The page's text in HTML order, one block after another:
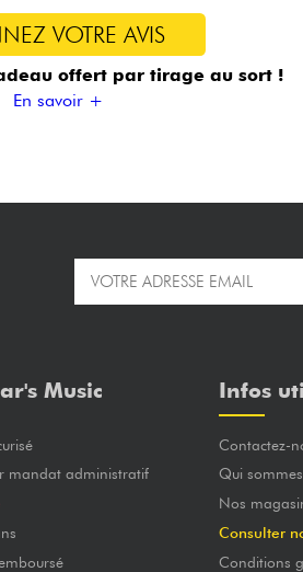
VOTRE AVIS
offert par tirage au sort !
En savoir +
Music
mandat administratif
Infos
Contactez-
Qui
Nos
Consulter
Conditions